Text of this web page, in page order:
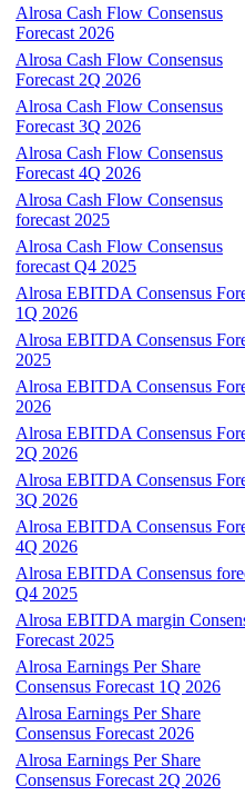
Alrosa Cash Flow Consensus
Forecast 2026
Alrosa Cash Flow Consensus
Forecast 2Q 2026
Alrosa Cash Flow Consensus
Forecast 3Q 2026
Alrosa Cash Flow Consensus
Forecast 4Q 2026
Alrosa Cash Flow Consensus
forecast 2025
Alrosa Cash Flow Consensus
forecast Q4 2025
Alrosa EBITDA Consensus
1Q 2026
Alrosa EBITDA Consensus
2025
Alrosa EBITDA Consensus
2026
Alrosa EBITDA Consensus
2Q 2026
Alrosa EBITDA Consensus
3Q 2026
Alrosa EBITDA Consensus
4Q 2026
Alrosa EBITDA Consensus
Q4 2025
Alrosa EBITDA margin
Forecast 2025
Alrosa Earnings Per Share
Consensus Forecast 1Q 2026
Alrosa Earnings Per Share
Consensus Forecast 2026
Alrosa Earnings Per Share
Consensus Forecast 2Q 2026